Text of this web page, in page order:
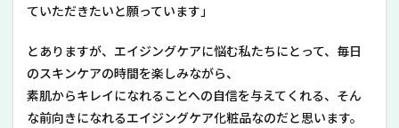
ていただきたいと願っています」
とありますが、エイジングケアに悩む私たちにとって、毎日
のスキンケアの時間を楽しみながら、
素肌からキレイになれることへの自信を与えてくれる、そん
な前向きになれるエイジングケア化粧品なのだと思います。